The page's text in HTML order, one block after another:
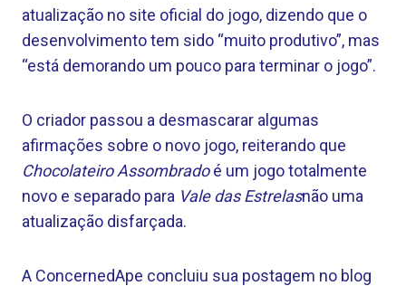
atualização no site oficial do jogo, dizendo que o
desenvolvimento tem sido “muito produtivo”, mas
“está demorando um pouco para terminar o jogo”.
O criador passou a desmascarar algumas
afirmações sobre o novo jogo, reiterando que
Chocolateiro Assombradoé um jogo totalmente
novo e separado para Vale das Estrelasnão uma
atualização disfarçada.
A ConcernedApe concluiu sua postagem no blog